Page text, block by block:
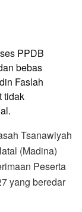
PPDB
bebas
Faslah
tidak
Tsanawiyah
(Madina)
Peserta
yang beredar